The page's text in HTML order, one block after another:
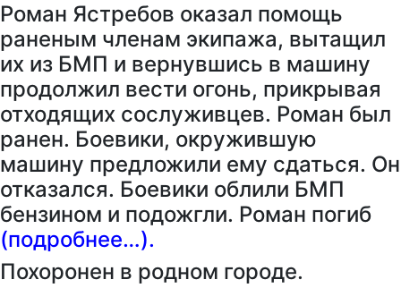
Роман Ястребов оказал помощь
раненым членам экипажа, вытащил
их из БМП и вернувшись в машину
продолжил вести огонь, прикрывая
отходящих сослуживцев. Роман был
ранен. Боевики, окружившую
машину предложили ему сдаться. Он
отказался. Боевики облили БМП
бензином и подожгли. Роман погиб
(подробнее…).
Похоронен в родном городе.